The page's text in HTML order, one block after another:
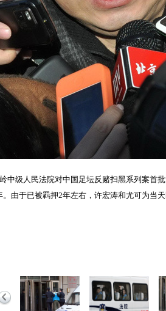
中级人民法院对中国足坛反赌扫黑系列案首
由于已被羁押2年左右，许宏涛和尤可为当